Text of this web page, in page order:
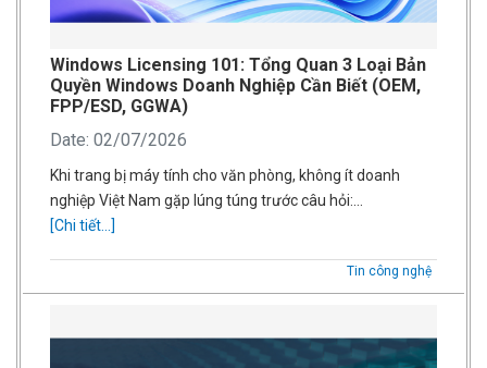
Windows Licensing 101: Tổng Quan 3 Loại Bản
Quyền Windows Doanh Nghiệp Cần Biết (OEM,
FPP/ESD, GGWA)
Date: 02/07/2026
Khi trang bị máy tính cho văn phòng, không ít doanh
nghiệp Việt Nam gặp lúng túng trước câu hỏi:…
[Chi tiết...]
Tin công nghệ